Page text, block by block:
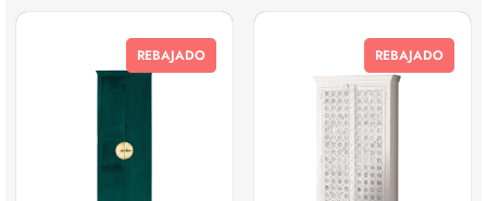
REBAJADO REBAJADO